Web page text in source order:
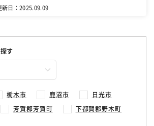
素直で前向きに考えられる方 ・スタッフ及び周
ションがとれる方 ・責任感がある方 ［自衛
新日：2025.09.09
す
栃木市 鹿沼市 日光市
芳賀郡芳賀町 下都賀郡野木町